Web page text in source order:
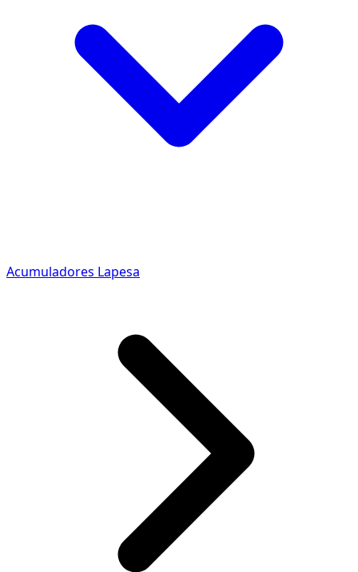
Acumuladores Lapesa